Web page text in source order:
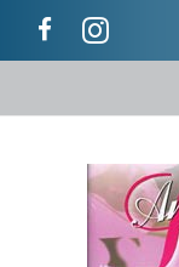
A Empresa